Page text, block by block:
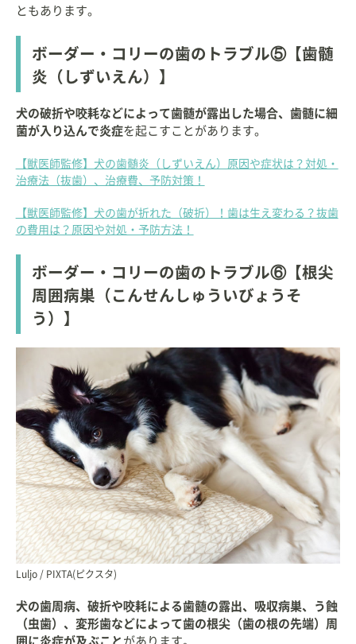
ともあります。
ボーダー・コリーの歯のトラブル⑤【歯髄
炎（しずいえん）】
犬の破折や咬耗などによって歯髄が露出した場合、歯髄に細
菌が入り込んで炎症を起こすことがあります。
【獣医師監修】犬の歯髄炎（しずいえん）原因や症状は？対処・
治療法（抜歯）、治療費、予防対策！
【獣医師監修】犬の歯が折れた（破折）！歯は生え変わる？抜歯
の費用は？原因や対処・予防方法！
ボーダー・コリーの歯のトラブル⑥【根尖
周囲病巣（こんせんしゅういびょうそ
う）】
Luljo / PIXTA(ピクスタ)
犬の歯周病、破折や咬耗による歯髄の露出、吸収病巣、う蝕
（虫歯）、変形歯などによって歯の根尖（歯の根の先端）周
囲に炎症が及ぶこと があります。